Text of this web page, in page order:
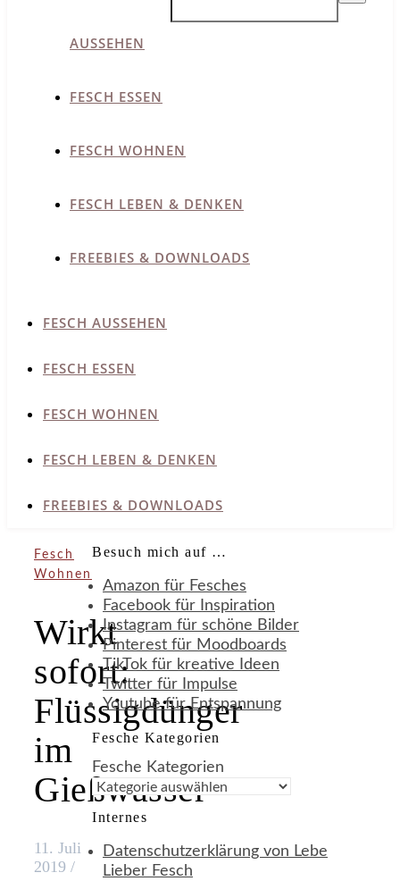
AUSSEHEN
FESCH ESSEN
FESCH WOHNEN
FESCH LEBEN & DENKEN
FREEBIES & DOWNLOADS
FESCH AUSSEHEN
FESCH ESSEN
FESCH WOHNEN
FESCH LEBEN & DENKEN
FREEBIES & DOWNLOADS
Fesch
Wohnen
Wirkt
sofort:
Flüssigdünger
im
Gießwasser
11. Juli
2019 /
Besuch mich auf …
Amazon für Fesches
Facebook für Inspiration
Instagram für schöne Bilder
Pinterest für Moodboards
TikTok für kreative Ideen
Twitter für Impulse
Youtube für Entspannung
Fesche Kategorien
Fesche Kategorien
Internes
Datenschutzerklärung von Lebe
Lieber Fesch